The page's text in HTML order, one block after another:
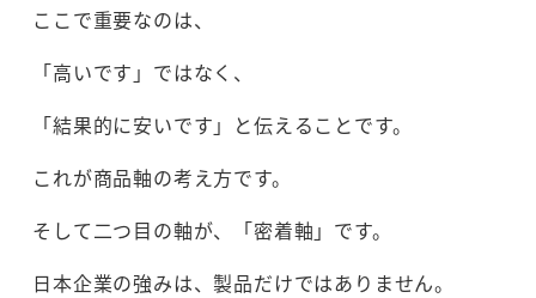
ここで重要なのは、
「高いです」ではなく、
「結果的に安いです」と伝えることです。
これが商品軸の考え方です。
そして二つ目の軸が、「密着軸」です。
日本企業の強みは、製品だけではありません。